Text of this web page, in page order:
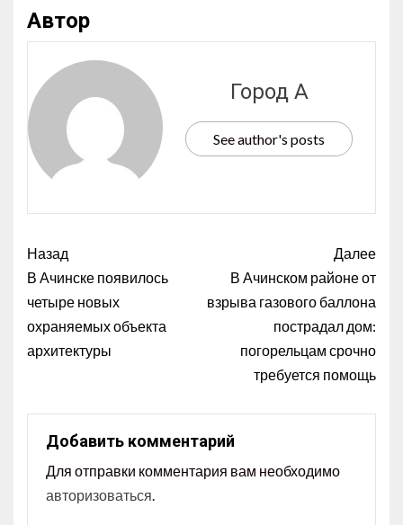
Автор
Город А
See author's posts
Назад
В Ачинске появилось
четыре новых
охраняемых объекта
архитектуры
Далее
В Ачинском районе от
взрыва газового баллона
пострадал дом:
погорельцам срочно
требуется помощь
Добавить комментарий
Для отправки комментария вам необходимо
авторизоваться